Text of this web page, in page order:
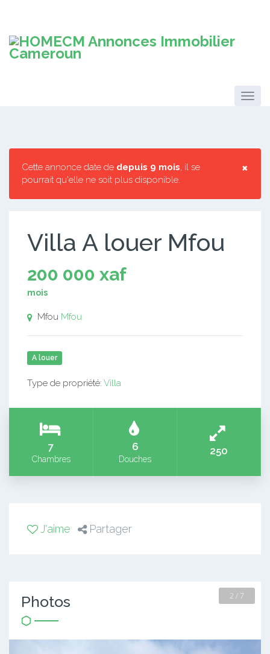
×
Cette annonce date de depuis 9 mois, il se
pourrait qu'elle ne soit plus disponible.
Villa A louer Mfou
200 000 xaf
mois
Mfou Mfou
A louer
Type de propriété: Villa
7
Chambres
6
Douches
250
J'aime Partager
Photos 2 / 7